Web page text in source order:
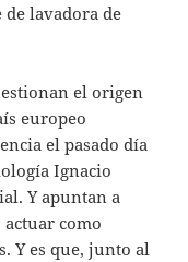
de lavadora de
el origen
europeo
el pasado día
Ignacio
Y apuntan a
como
Y es que, junto al